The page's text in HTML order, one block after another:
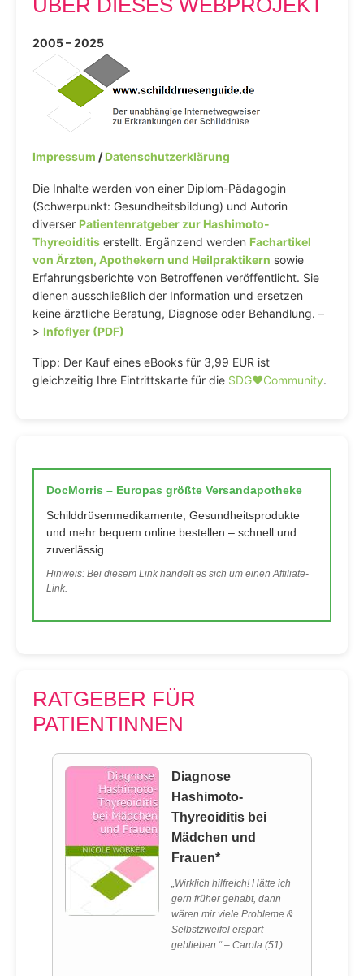
ÜBER DIESES WEBPROJEKT
2005 – 2025
Impressum /Datenschutzerklärung
Die Inhalte werden von einer Diplom-Pädagogin
(Schwerpunkt: Gesundheitsbildung) und Autorin
diverser Patientenratgeber zur Hashimoto-
Thyreoiditis erstellt. Ergänzend werden Fachartikel
von Ärzten, Apothekern und Heilpraktikern sowie
Erfahrungsberichte von Betroffenen veröffentlicht. Sie
dienen ausschließlich der Information und ersetzen
keine ärztliche Beratung, Diagnose oder Behandlung. –
> Infoflyer (PDF)
Tipp: Der Kauf eines eBooks für 3,99 EUR ist
gleichzeitig Ihre Eintrittskarte für die SDG♥️Community.
DocMorris – Europas größte Versandapotheke
Schilddrüsenmedikamente, Gesundheitsprodukte
und mehr bequem online bestellen – schnell und
zuverlässig.
Hinweis: Bei diesem Link handelt es sich um einen Affiliate-
Link.
RATGEBER FÜR
PATIENTINNEN
Diagnose
Hashimoto-
Thyreoiditis bei
Mädchen und
Frauen*
„Wirklich hilfreich! Hätte ich
gern früher gehabt, dann
wären mir viele Probleme &
Selbstzweifel erspart
geblieben.“ – Carola (51)